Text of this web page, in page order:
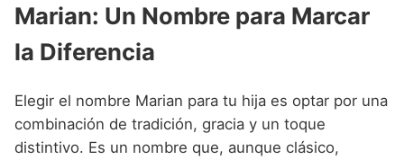
Marian: Un Nombre para Marcar
la Diferencia
Elegir el nombre Marian para tu hija es optar por una
combinación de tradición, gracia y un toque
distintivo. Es un nombre que, aunque clásico,